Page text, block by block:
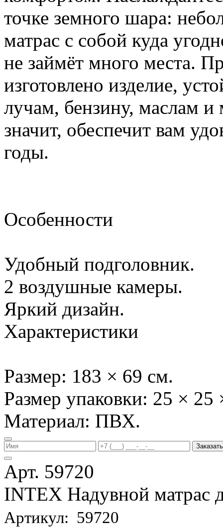
точке земного шара:
матрас с собой куда
не займёт много места.
изготовлено изделие,
лучам, бензину, маслам
значит, обеспечит вам
годы.
Особенности
Удобный подголовник.
2 воздушные камеры.
Яркий дизайн.
Характеристики
Размер: 183 × 69 см.
Размер упаковки: 25 × 25
Материал: ПВХ.
Заказать
Арт. 59720
INTEX Надувной матрас
Артикул: 59720